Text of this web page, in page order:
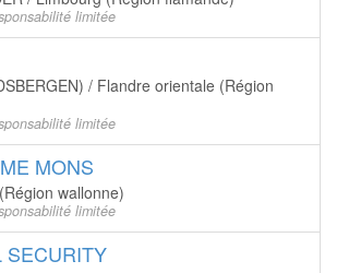
limitée
/ Flandre orientale (Région
limitée
MONS
wallonne)
limitée
SECURITY